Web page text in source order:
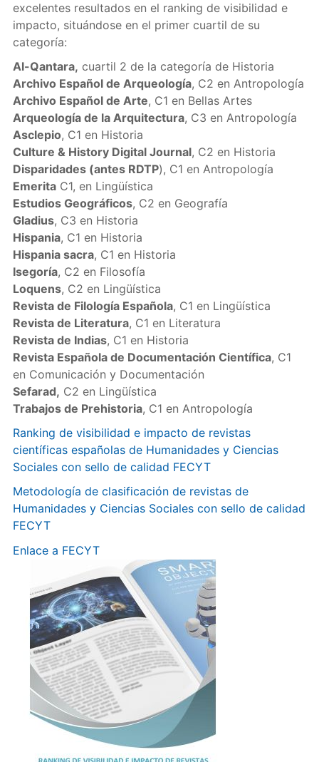
excelentes resultados en el ranking de visibilidad e
impacto, situándose en el primer cuartil de su
categoría:
Al-Qantara, cuartil 2 de la categoría de Historia
Archivo Español de Arqueología, C2 en Antropología
Archivo Español de Arte, C1 en Bellas Artes
Arqueología de la Arquitectura, C3 en Antropología
Asclepio, C1 en Historia
Culture & History Digital Journal, C2 en Historia
Disparidades (antes RDTP), C1 en Antropología
EmeritaC1, en Lingüística
Estudios Geográficos, C2 en Geografía
Gladius, C3 en Historia
Hispania, C1 en Historia
Hispania sacra, C1 en Historia
Isegoría, C2 en Filosofía
Loquens, C2 en Lingüística
Revista de Filología Española, C1 en Lingüística
Revista de Literatura, C1 en Literatura
Revista de Indias, C1 en Historia
Revista Española de Documentación Científica, C1
en Comunicación y Documentación
Sefarad, C2 en Lingüística
Trabajos de Prehistoria, C1 en Antropología
Ranking de visibilidad e impacto de revistas
científicas españolas de Humanidades y Ciencias
Sociales con sello de calidad FECYT
Metodología de clasificación de revistas de
Humanidades y Ciencias Sociales con sello de calidad
FECYT
Enlace a FECYT